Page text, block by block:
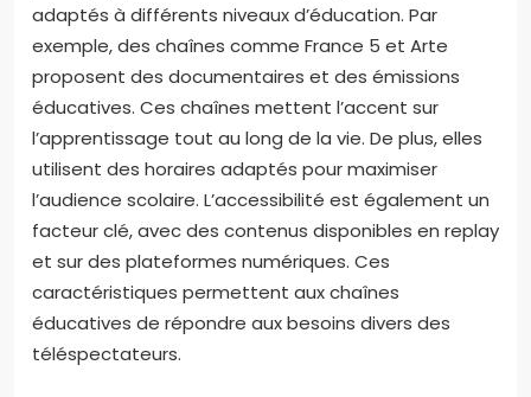
adaptés à différents niveaux d’éducation. Par
exemple, des chaînes comme France 5 et Arte
proposent des documentaires et des émissions
éducatives. Ces chaînes mettent l’accent sur
l’apprentissage tout au long de la vie. De plus, elles
utilisent des horaires adaptés pour maximiser
l’audience scolaire. L’accessibilité est également un
facteur clé, avec des contenus disponibles en replay
et sur des plateformes numériques. Ces
caractéristiques permettent aux chaînes
éducatives de répondre aux besoins divers des
téléspectateurs.